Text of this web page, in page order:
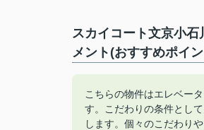
スカイコート文京小
メント(おすすめポイ
こちらの物件はエレベー
す。こだわりの条件とし
します。個々のこだわり